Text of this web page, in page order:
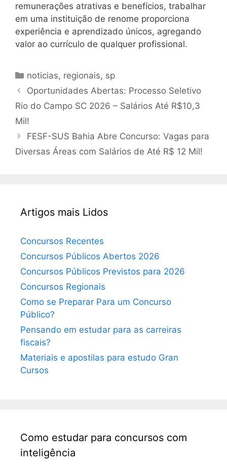
remunerações atrativas e benefícios, trabalhar
em uma instituição de renome proporciona
experiência e aprendizado únicos, agregando
valor ao currículo de qualquer profissional.
Categorias
noticias, regionais, sp
Oportunidades Abertas: Processo Seletivo
Rio do Campo SC 2026 – Salários Até R$10,3
Mil!
FESF-SUS Bahia Abre Concurso: Vagas para
Diversas Áreas com Salários de Até R$ 12 Mil!
Artigos mais Lidos
Concursos Recentes
Concursos Públicos Abertos 2026
Concursos Públicos Previstos para 2026
Concursos Regionais
Como se Preparar Para um Concurso
Público?
Pensando em estudar para as carreiras
fiscais?
Materiais e apostilas para estudo Gran
Cursos
Como estudar para concursos com
inteligência